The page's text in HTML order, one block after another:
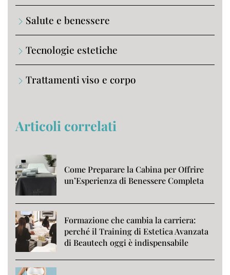
Salute e benessere
Tecnologie estetiche
Trattamenti viso e corpo
Articoli correlati
Come Preparare la Cabina per Offrire
un’Esperienza di Benessere Completa
Formazione che cambia la carriera:
perché il Training di Estetica Avanzata
di Beautech oggi è indispensabile